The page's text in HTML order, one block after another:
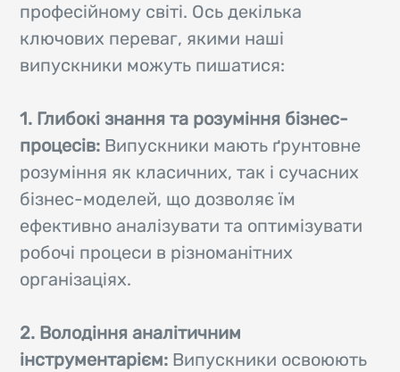
професійному світі. Ось декілька
ключових переваг, якими наші
випускники можуть пишатися:
1. Глибокі знання та розуміння бізнес-
процесів: Випускники мають ґрунтовне
розуміння як класичних, так і сучасних
бізнес-моделей, що дозволяє їм
ефективно аналізувати та оптимізувати
робочі процеси в різноманітних
організаціях.
2. Володіння аналітичним
інструментарієм: Випускники освоюють